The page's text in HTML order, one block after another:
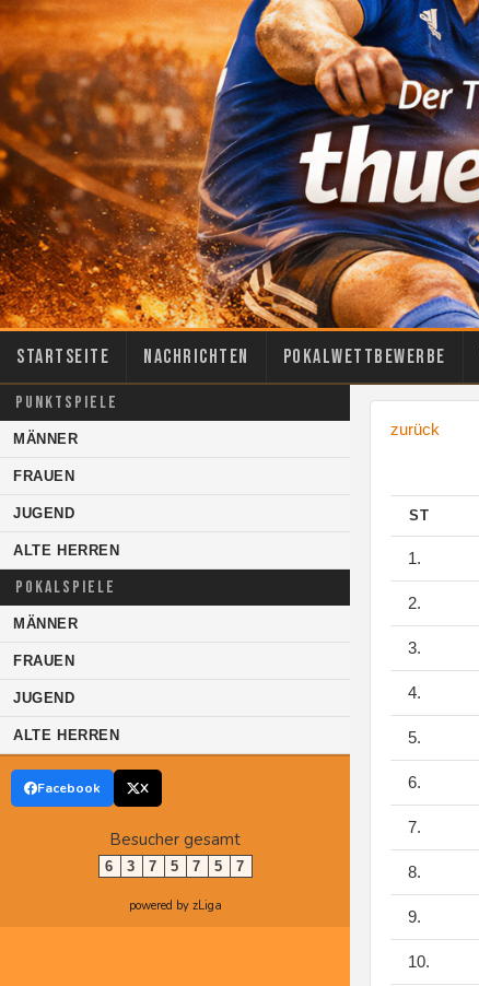
Startseite Nachrichten Pokalwettbewerbe
PUNKTSPIELE
MÄNNER
FRAUEN
JUGEND
ALTE HERREN
POKALSPIELE
MÄNNER
FRAUEN
JUGEND
ALTE HERREN
Facebook X
Besucher gesamt
6 3 7 5 7 5 7
powered by zLiga
zurück
ST
1.
2.
3.
4.
5.
6.
7.
8.
9.
10.